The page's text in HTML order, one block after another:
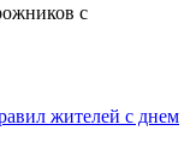
с
жителей с днем